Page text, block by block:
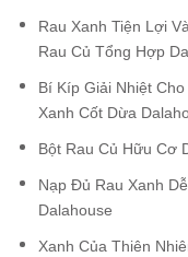
Rau Xanh Tiện Lợi
Rau Củ Tổng Hợp
Bí Kíp Giải Nhiệt
Xanh Cốt Dừa
Bột Rau Củ Hữu Cơ
Nạp Đủ Rau Xanh
Dalahouse
Xanh Của Thiên